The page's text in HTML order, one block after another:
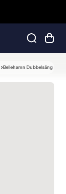
Bellehamn Dubbelsäng